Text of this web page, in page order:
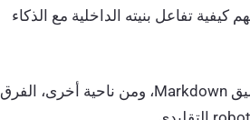
تفاعل بنيته الداخلية مع الذكاء
يتطلب هذا التحليل، من ناحية، دراسة قواعد التنسيق الخاصة بتنسيق Markdown، ومن ناحية أخرى، الفرق